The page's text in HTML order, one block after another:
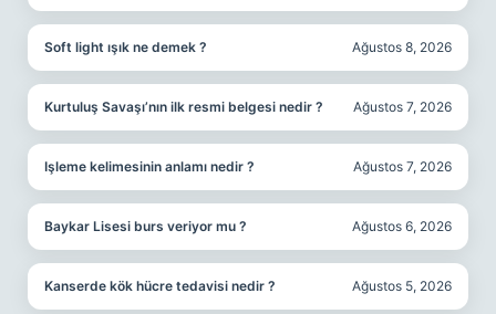
Soft light ışık ne demek ? Ağustos 8, 2026
Kurtuluş Savaşı’nın ilk resmi belgesi nedir ? Ağustos 7, 2026
Işleme kelimesinin anlamı nedir ? Ağustos 7, 2026
Baykar Lisesi burs veriyor mu ? Ağustos 6, 2026
Kanserde kök hücre tedavisi nedir ? Ağustos 5, 2026